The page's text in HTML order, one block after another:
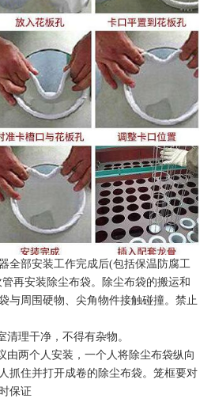
全部安装工作完成后(包括保温防腐工
再安装除尘布袋。除尘布袋的搬运和
与周围硬物、尖角物件接触碰撞。禁止
清理干净，不得有杂物。
由两个人安装，一个人将除尘布袋纵向
抓住并打开成卷的除尘布袋。笼框要对
保证